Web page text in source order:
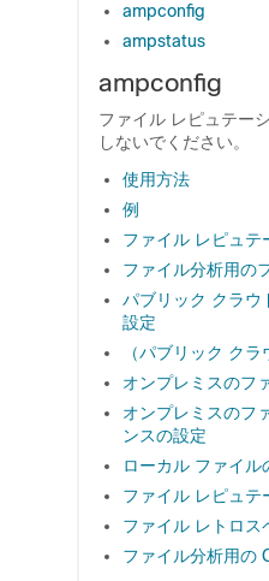
ampconfig
ampstatus
ampconfig
ファイル レピュテー
しないでください。
使用方法
例
ファイル レピュテ
ファイル分析用の
パブリック クラウ
設定
（パブリック ク
オンプレミスのフ
オンプレミスのフ
ンスの設定
ローカル ファイ
ファイル レピュテ
ファイル レトロス
ファイル分析用の